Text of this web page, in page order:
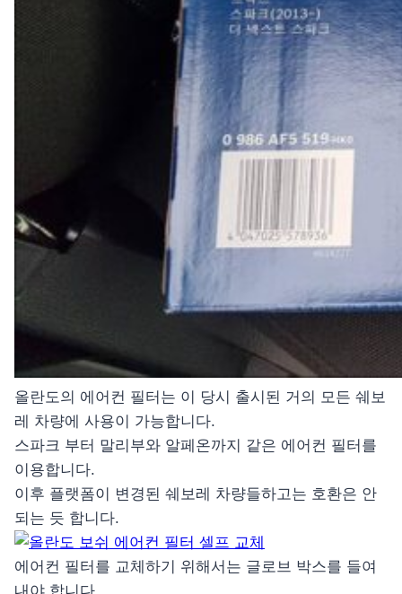
올란도의 에어컨 필터는 이 당시 출시된 거의 모든 쉐보
레 차량에 사용이 가능합니다.
스파크 부터 말리부와 알페온까지 같은 에어컨 필터를
이용합니다.
이후 플랫폼이 변경된 쉐보레 차량들하고는 호환은 안
되는 듯 합니다.
에어컨 필터를 교체하기 위해서는 글로브 박스를 들여